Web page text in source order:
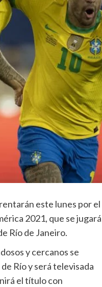
este lunes por el
2021, que se jugará
Río de Janeiro.
y cercanos se
Río y será televisada
el título con